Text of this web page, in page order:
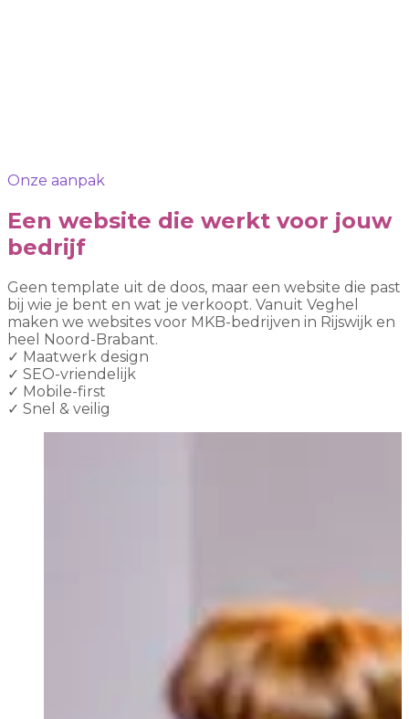
Onze aanpak
Een website die werkt voor jouw
bedrijf
Geen template uit de doos, maar een website die past
bij wie je bent en wat je verkoopt. Vanuit Veghel
maken we websites voor MKB-bedrijven in Rijswijk en
heel Noord-Brabant.
✓ Maatwerk design
✓ SEO-vriendelijk
✓ Mobile-first
✓ Snel & veilig